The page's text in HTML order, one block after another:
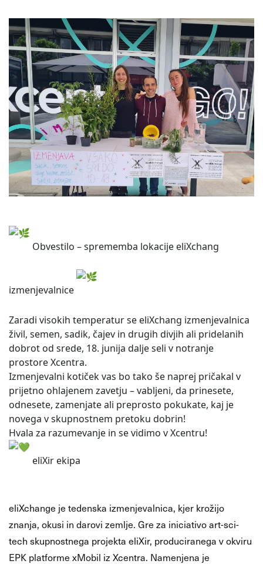
Obvestilo – sprememba lokacije eliXchang
izmenjevalnice
Zaradi visokih temperatur se eliXchang izmenjevalnica
živil, semen, sadik, čajev in drugih divjih ali pridelanih
dobrot od srede, 18. junija dalje seli v notranje
prostore Xcentra.
Izmenjevalni kotiček vas bo tako še naprej pričakal v
prijetno ohlajenem zavetju – vabljeni, da prinesete,
odnesete, zamenjate ali preprosto pokukate, kaj je
novega v skupnostnem pretoku dobrin!
Hvala za razumevanje in se vidimo v Xcentru!
eliXir ekipa
eliXchange je tedenska izmenjevalnica, kjer krožijo
znanja, okusi in darovi zemlje. Gre za iniciativo art-sci-
tech skupnostnega projekta eliXir, produciranega v okviru
EPK platforme xMobil iz Xcentra. Namenjena je